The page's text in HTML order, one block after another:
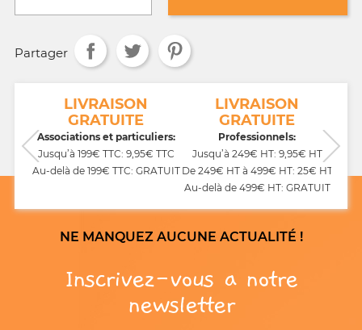
Conditionnement :
Age :
Partager
LIVRAISON
GRATUITE
Associations et particuliers:
Jusqu’à 199€ TTC: 9,95€ TTC
Au-delà de 199€ TTC: GRATUIT
LIVRAISON
GRATUITE
Professionnels:
Jusqu’à 249€ HT: 9,95€ HT
De 249€ HT à 499€ HT: 25€ HT
Au-delà de 499€ HT: GRATUIT
NE MANQUEZ AUCUNE ACTUALITÉ !
Inscrivez-vous a notre
newsletter